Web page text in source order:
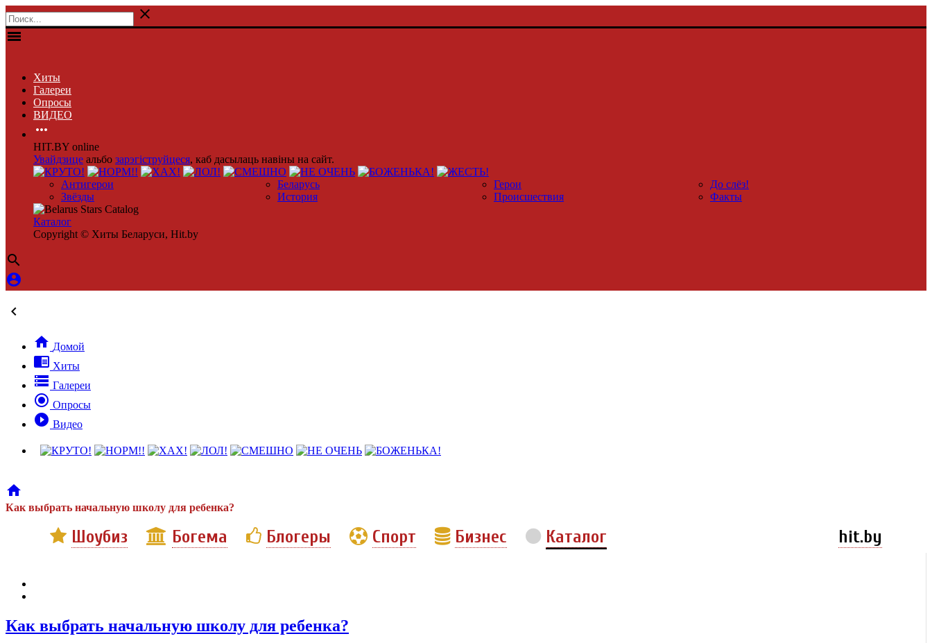

menu
Хиты
Галереи
Опросы
ВИДЕО

HIT.BY online
Увайдзице альбо зарэгіструйцеся, каб дасылаць навіны на сайт.
Антигерои Беларусь Герои
До слёз!
Звёзды
История Происшествия Факты
Каталог
Copyright © Хиты Беларуси, Hit.by



 Домой
 Хиты
 Галереи
 Опросы
 Видео

Как выбрать начальную школу для ребенка?
Шоубиз Богема Блогеры Спорт Бизнес Каталог hit.by
Как выбрать начальную школу для ребенка?